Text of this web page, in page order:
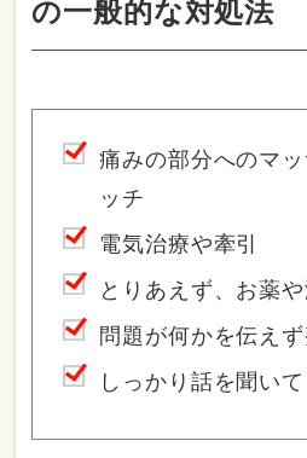
の一般的な対処法
痛みの部分へのマ
ッチ
電気治療や牽引
とりあえず、お薬
問題が何かを伝え
しっかり話を聞い